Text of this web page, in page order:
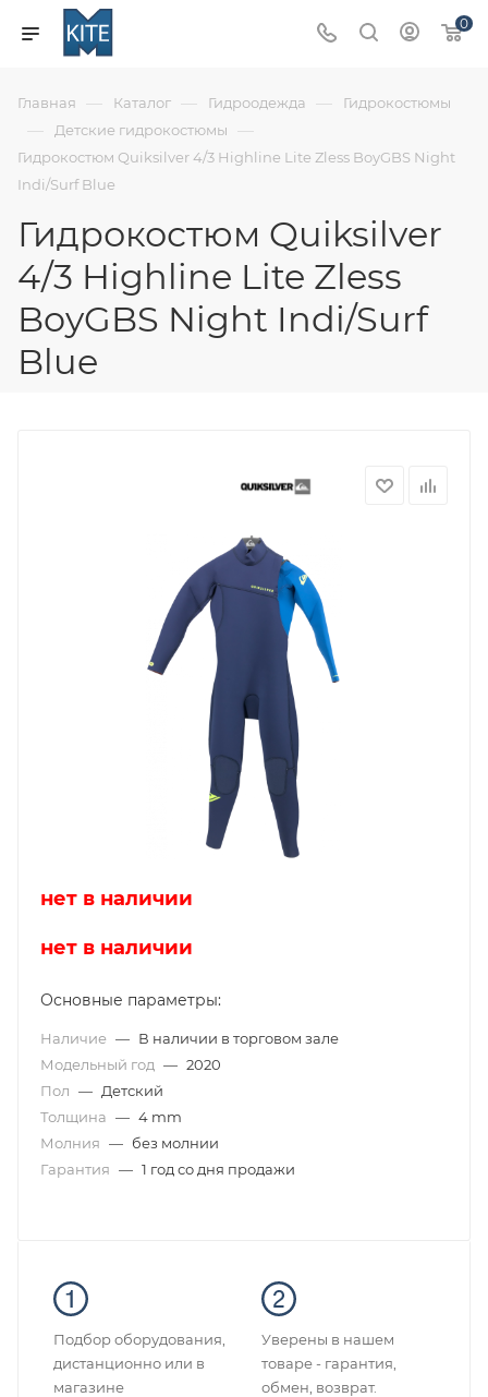
0
Главная — Каталог — Гидроодежда — Гидрокостюмы
— Детские гидрокостюмы —
Гидрокостюм Quiksilver 4/3 Highline Lite Zless BoyGBS Night
Indi/Surf Blue
Гидрокостюм Quiksilver
4/3 Highline Lite Zless
BoyGBS Night Indi/Surf
Blue
нет в наличии
нет в наличии
Основные параметры:
Наличие — В наличии в торговом зале
Модельный год — 2020
Пол — Детский
Толщина — 4 mm
Молния — без молнии
Гарантия — 1 год со дня продажи
Подбор оборудования,
дистанционно или в
магазине
Уверены в нашем
товаре - гарантия,
обмен, возврат.